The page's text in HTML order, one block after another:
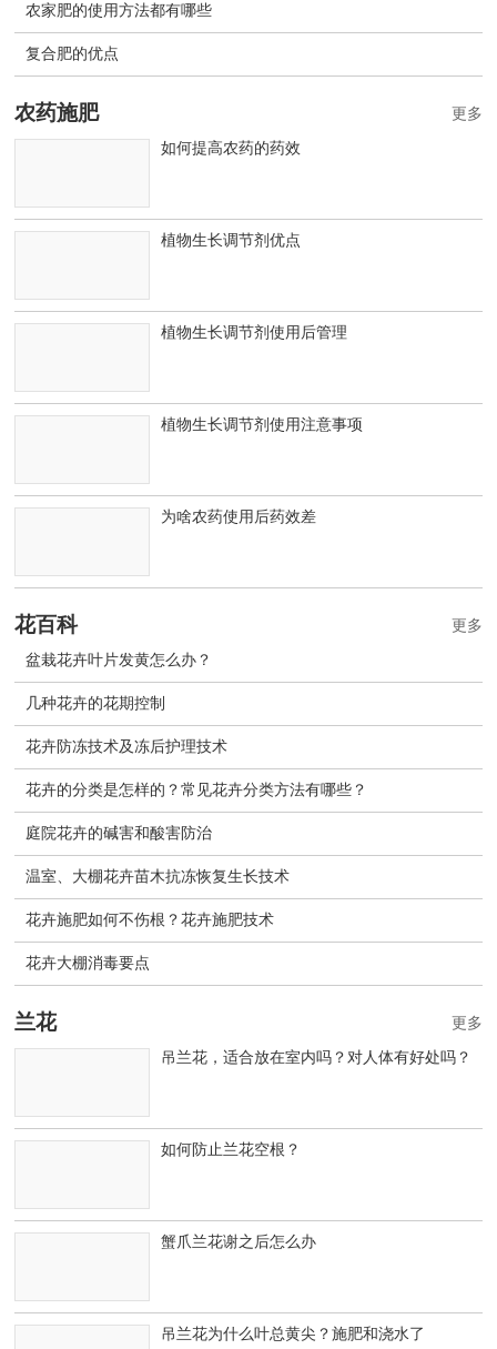
农家肥的使用方法都有哪些
复合肥的优点
农药施肥
如何提高农药的药效
植物生长调节剂优点
植物生长调节剂使用后管理
植物生长调节剂使用注意事项
为啥农药使用后药效差
更多
花百科
盆栽花卉叶片发黄怎么办？
几种花卉的花期控制
花卉防冻技术及冻后护理技术
花卉的分类是怎样的？常见花卉分类方法有哪些？
庭院花卉的碱害和酸害防治
温室、大棚花卉苗木抗冻恢复生长技术
花卉施肥如何不伤根？花卉施肥技术
花卉大棚消毒要点
更多
兰花
吊兰花，适合放在室内吗？对人体有好处吗？
如何防止兰花空根？
蟹爪兰花谢之后怎么办
吊兰花为什么叶总黄尖？施肥和浇水了
更多